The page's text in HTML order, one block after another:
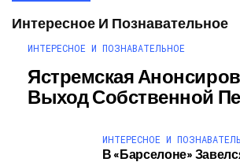
Интересное И Познавательное
ИНТЕРЕСНОЕ И ПОЗНАВАТЕЛЬНОЕ
Ястремская
Выход Собственной
ИНТЕРЕСНОЕ И
В «Барселоне»